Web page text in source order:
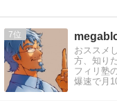
7
おススメ
方、知り
フィリ塾
爆速で月